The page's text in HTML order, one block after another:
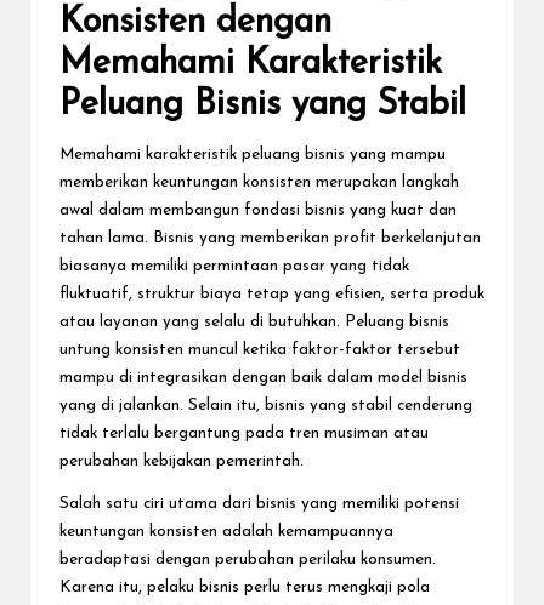
Konsisten dengan
Memahami Karakteristik
Peluang Bisnis yang Stabil
Memahami karakteristik peluang bisnis yang mampu
memberikan keuntungan konsisten merupakan langkah
awal dalam membangun fondasi bisnis yang kuat dan
tahan lama. Bisnis yang memberikan profit berkelanjutan
biasanya memiliki permintaan pasar yang tidak
fluktuatif, struktur biaya tetap yang efisien, serta produk
atau layanan yang selalu di butuhkan. Peluang bisnis
untung konsisten muncul ketika faktor-faktor tersebut
mampu di integrasikan dengan baik dalam model bisnis
yang di jalankan. Selain itu, bisnis yang stabil cenderung
tidak terlalu bergantung pada tren musiman atau
perubahan kebijakan pemerintah.
Salah satu ciri utama dari bisnis yang memiliki potensi
keuntungan konsisten adalah kemampuannya
beradaptasi dengan perubahan perilaku konsumen.
Karena itu, pelaku bisnis perlu terus mengkaji pola